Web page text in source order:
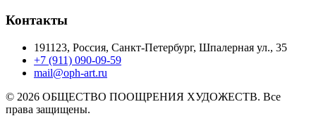
Контакты
191123, Россия, Санкт-Петербург, Шпалерная ул., 35
+7 (911) 090-09-59
mail@oph-art.ru
© 2026 ОБЩЕСТВО ПООЩРЕНИЯ ХУДОЖЕСТВ. Все
права защищены.